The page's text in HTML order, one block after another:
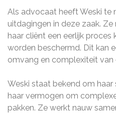
Als advocaat heeft Weski te
uitdagingen in deze zaak.
haar cliënt een eerlijk proces
worden beschermd. Dit kan
omvang en complexiteit van
Weski staat bekend om
haar vermogen om
pakken. Ze werkt nauw